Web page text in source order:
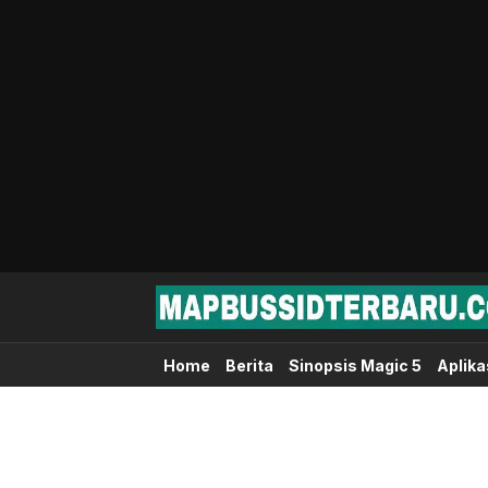
Map Bussid Terbaru
MapBussidTerbaru.com | Pusat
Home Berita Sinopsis Magic 5